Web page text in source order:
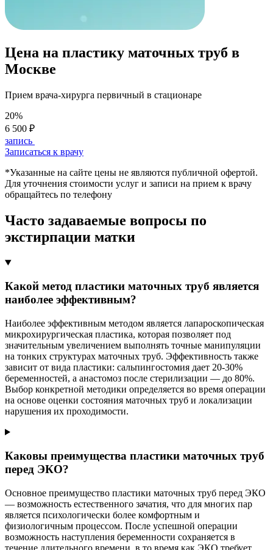
Цена на пластику маточных труб в
Москве
Прием врача-хирурга первичный в стационаре
20%
6 500 ₽
запись
Записаться к врачу
*Указанные на сайте цены не являются публичной офертой.
Для уточнения стоимости услуг и записи на прием к врачу
обращайтесь по телефону
Часто задаваемые вопросы по
экстирпации матки
Какой метод пластики маточных труб является
наиболее эффективным?
Наиболее эффективным методом является лапароскопическая
микрохирургическая пластика, которая позволяет под
значительным увеличением выполнять точные манипуляции
на тонких структурах маточных труб. Эффективность также
зависит от вида пластики: сальпингостомия дает 20-30%
беременностей, а анастомоз после стерилизации — до 80%.
Выбор конкретной методики определяется во время операции
на основе оценки состояния маточных труб и локализации
нарушения их проходимости.
Каковы преимущества пластики маточных труб
перед ЭКО?
Основное преимущество пластики маточных труб перед ЭКО
— возможность естественного зачатия, что для многих пар
является психологически более комфортным и
физиологичным процессом. После успешной операции
возможность наступления беременности сохраняется в
течение длительного времени, в то время как ЭКО требует